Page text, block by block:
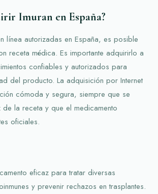
Imuran en España?
línea autorizadas en España, es posible
receta médica. Es importante adquirirlo a
confiables y autorizados para
del producto. La adquisición por Internet
cómoda y segura, siempre que se
la receta y que el medicamento
oficiales.
eficaz para tratar diversas
y prevenir rechazos en trasplantes.